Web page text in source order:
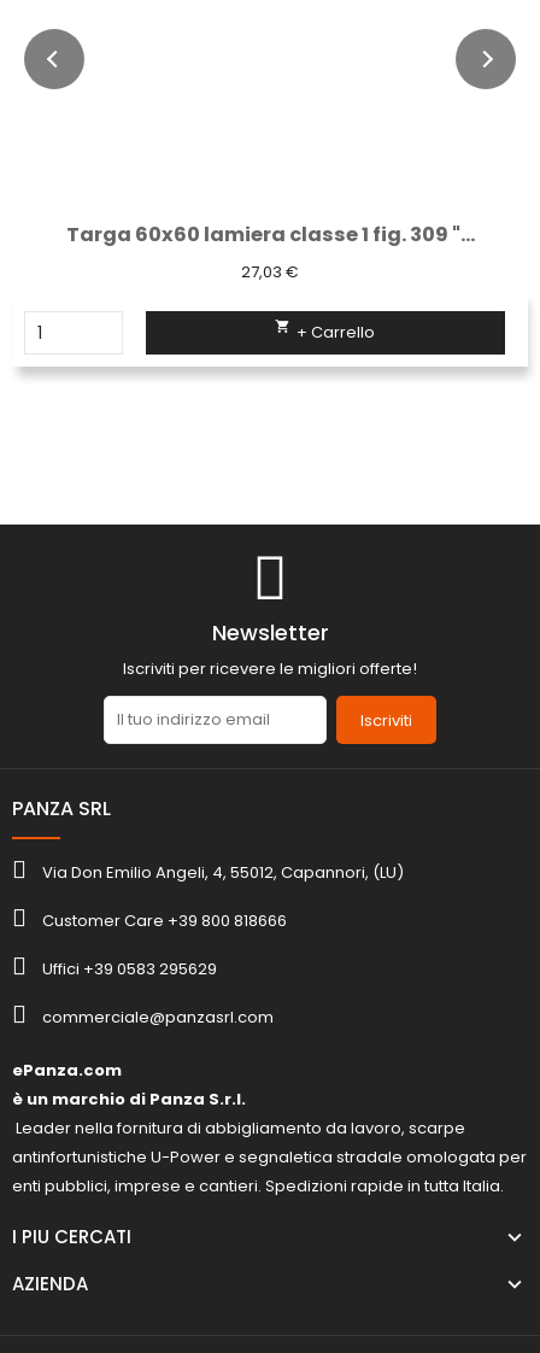
Targa 60x60 lamiera classe 1 fig. 309 "...
27,03 €
 + Carrello
Newsletter
Iscriviti per ricevere le migliori offerte!
Iscriviti
PANZA SRL
Via Don Emilio Angeli, 4, 55012, Capannori, (LU)
Customer Care +39 800 818666
Uffici +39 0583 295629
commerciale@panzasrl.com
ePanza.com
è un marchio di Panza S.r.l.
Leader nella fornitura di abbigliamento da lavoro, scarpe
antinfortunistiche U-Power e segnaletica stradale omologata per
enti pubblici, imprese e cantieri. Spedizioni rapide in tutta Italia.
I PIU CERCATI
AZIENDA